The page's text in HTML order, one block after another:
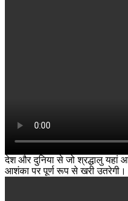
देश और दुनिया से जो श्रद्धालु यहां
आशंका पर पूर्ण रूप से खरी उतरेगी।